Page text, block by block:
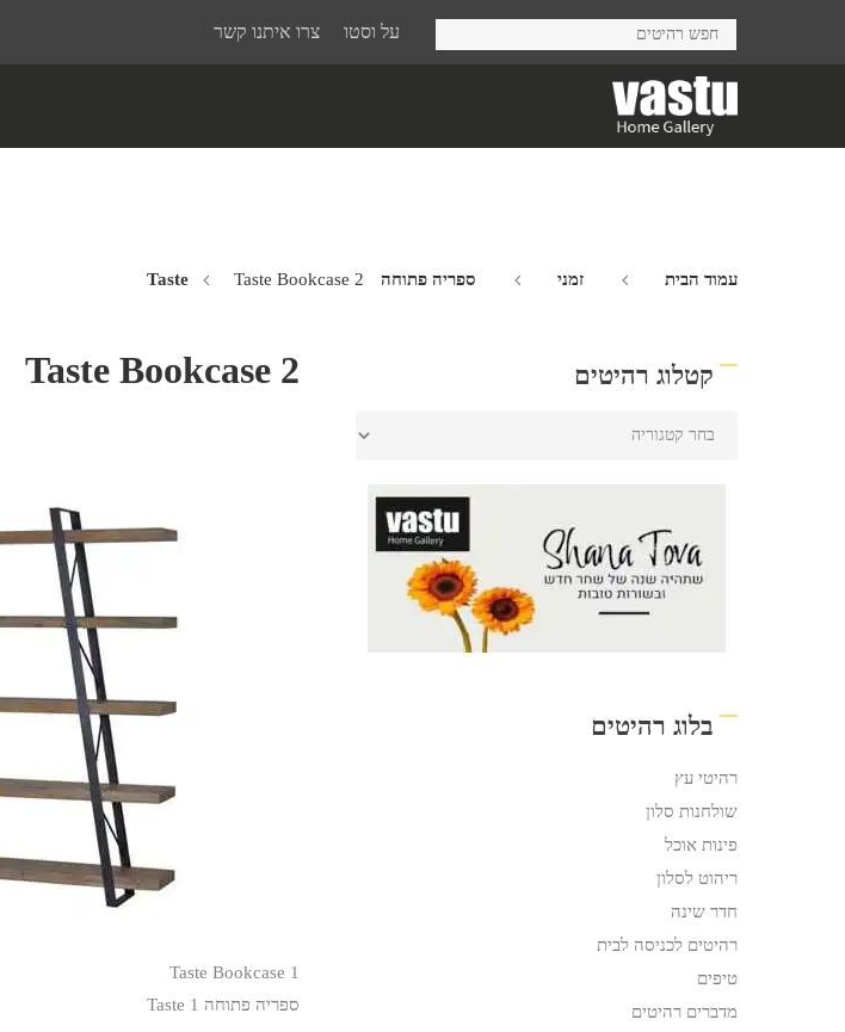
על וסטו צרו איתנו קשר
עמוד הבית זמני ספריה פתוחה Taste Taste Bookcase 2
Taste Bookcase 2
Taste Bookcase 1
ספריה פתוחה Taste 1
קטלוג רהיטים
בלוג רהיטים
רהיטי עץ
שולחנות סלון
פינות אוכל
ריהוט לסלון
חדר שינה
רהיטים לכניסה לבית
טיפים
מדברים רהיטים